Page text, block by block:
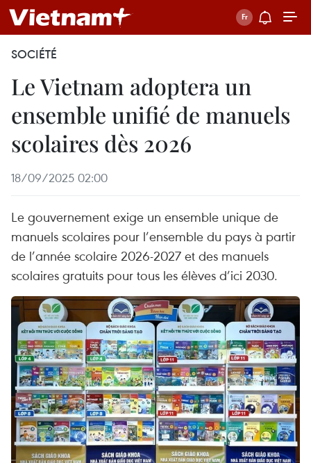
SOCIÉTÉ
Le Vietnam adoptera un
ensemble unifié de manuels
scolaires dès 2026
18/09/2025 02:00
Le gouvernement exige un ensemble unique de
manuels scolaires pour l’ensemble du pays à partir
de l’année scolaire 2026-2027 et des manuels
scolaires gratuits pour tous les élèves d’ici 2030.